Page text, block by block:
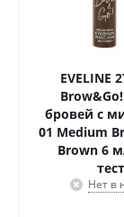
EVELINE
бровей с
01 Medium
Brown 6
Нет в